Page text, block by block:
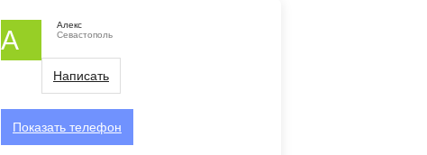
А
Алекс
Севастополь
Написать
Показать телефон